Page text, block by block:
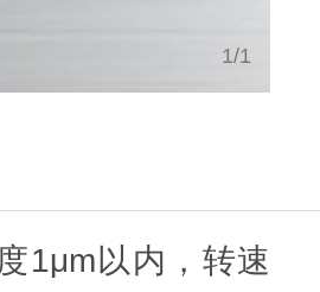
1/1
1μm以内，转速